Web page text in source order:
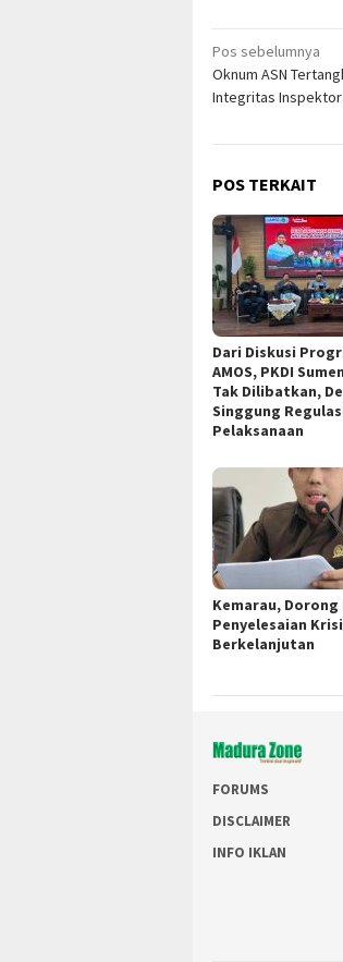
Navigasi
pos
Pos sebelumnya
Oknum ASN
Integritas
POS TERKAIT
Dari Diskusi
AMOS, PKDI
Tak Dilibatkan,
Singgung
Pelaksanaan
Kemarau,
Penyelesaian
Berkelanjutan
FORUMS
DISCLAIMER
INFO IKLAN